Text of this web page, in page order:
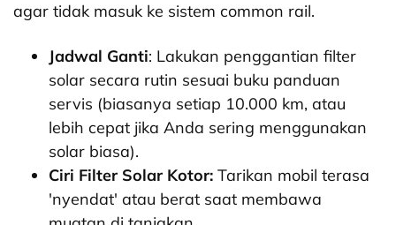
agar tidak masuk ke sistem common rail.
Jadwal Ganti: Lakukan penggantian filter
solar secara rutin sesuai buku panduan
servis (biasanya setiap 10.000 km, atau
lebih cepat jika Anda sering menggunakan
solar biasa).
Ciri Filter Solar Kotor: Tarikan mobil terasa
'nyendat' atau berat saat membawa